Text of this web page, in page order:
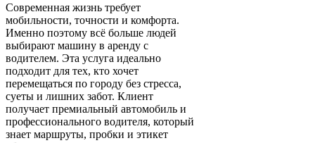
Современная жизнь требует
мобильности, точности и комфорта.
Именно поэтому всё больше людей
выбирают машину в аренду с
водителем. Эта услуга идеально
подходит для тех, кто хочет
перемещаться по городу без стресса,
суеты и лишних забот. Клиент
получает премиальный автомобиль и
профессионального водителя, который
знает маршруты, пробки и этикет